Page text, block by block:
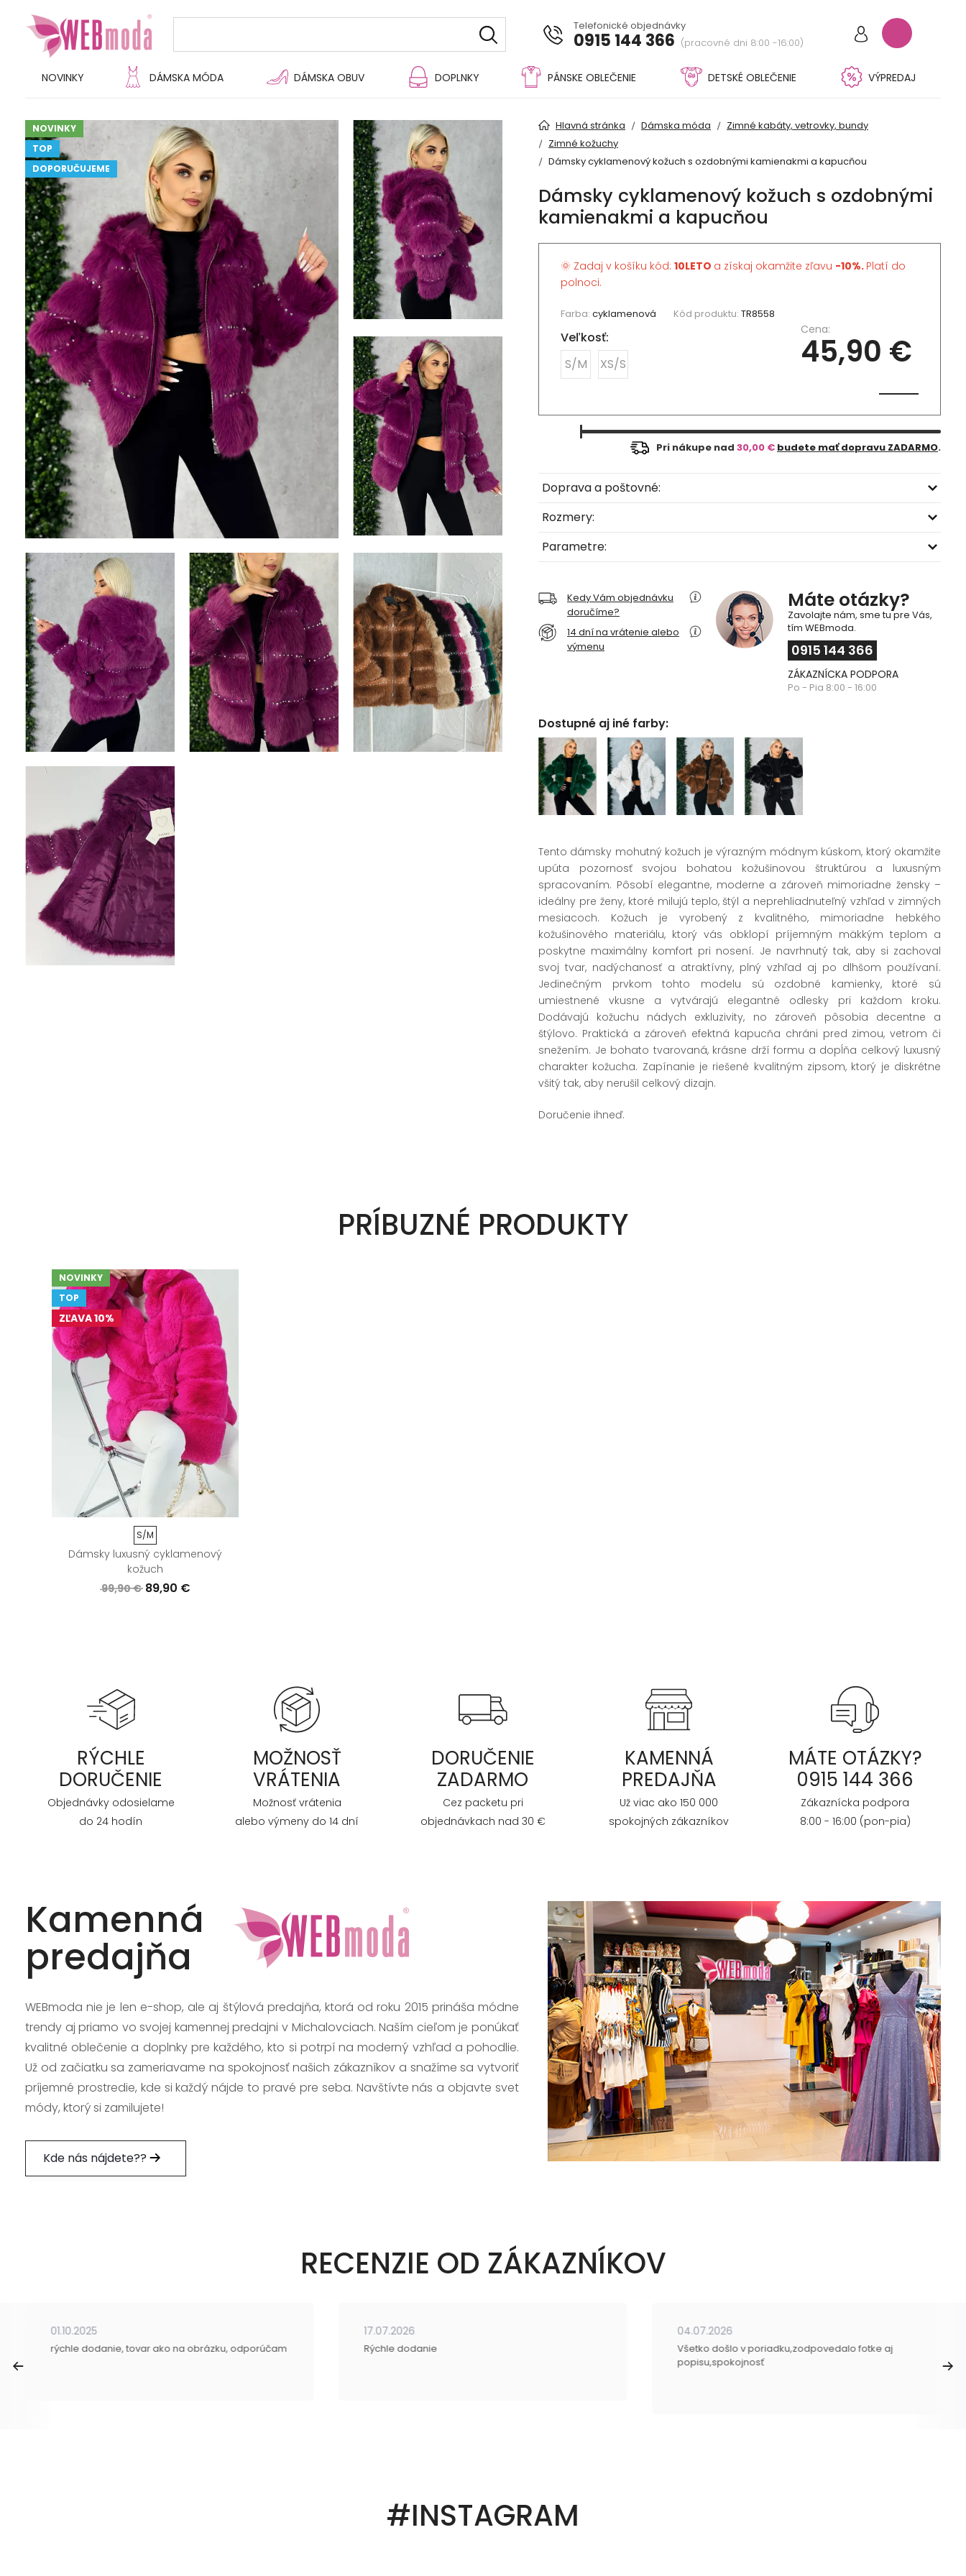
Telefonické objednávky
0915 144 366 (pracovné dni 8:00 -16:00)
NOVINKY DÁMSKA MÓDA DÁMSKA OBUV DOPLNKY PÁNSKE OBLEČENIE DETSKÉ OBLEČENIE VÝPREDAJ
NOVINKY
TOP
DOPORUČUJEME
Hlavná stránka Dámska móda
Zimné kabáty, vetrovky, bundy
Zimné kožuchy
Dámsky cyklamenový kožuch s ozdobnými kamienakmi a kapucňou
Dámsky cyklamenový kožuch s ozdobnými
kamienakmi a kapucňou
🌞 Zadaj v košíku kód: 10LETO a získaj okamžite zľavu -10%. Platí do
polnoci.
Farba: cyklamenová Kód produktu: TR8558
Veľkosť:
S/M
XS/S
Cena:
45,90 €
Pri nákupe nad 30,00 € budete mať dopravu ZADARMO.
Doprava a poštovné:
Rozmery:
Parametre:
Kedy Vám objednávku
doručíme?
14 dní na vrátenie alebo
výmenu
Máte otázky?
Zavolajte nám, sme tu pre Vás,
tím WEBmoda.
0915 144 366
ZÁKAZNÍCKA PODPORA
Po - Pia 8:00 - 16:00
Dostupné aj iné farby:
Tento dámsky mohutný kožuch je výrazným módnym kúskom, ktorý okamžite
upúta pozornosť svojou bohatou kožušinovou štruktúrou a luxusným
spracovaním. Pôsobí elegantne, moderne a zároveň mimoriadne žensky –
ideálny pre ženy, ktoré milujú teplo, štýl a neprehliadnuteľný vzhľad v zimných
mesiacoch. Kožuch je vyrobený z kvalitného, mimoriadne hebkého
kožušinového materiálu, ktorý vás obklopí príjemným mäkkým teplom a
poskytne maximálny komfort pri nosení. Je navrhnutý tak, aby si zachoval
svoj tvar, nadýchanosť a atraktívny, plný vzhľad aj po dlhšom používaní.
Jedinečným prvkom tohto modelu sú ozdobné kamienky, ktoré sú
umiestnené vkusne a vytvárajú elegantné odlesky pri každom kroku.
Dodávajú kožuchu nádych exkluzivity, no zároveň pôsobia decentne a
štýlovo. Praktická a zároveň efektná kapucňa chráni pred zimou, vetrom či
snežením. Je bohato tvarovaná, krásne drží formu a dopĺňa celkový luxusný
charakter kožucha. Zapínanie je riešené kvalitným zipsom, ktorý je diskrétne
všitý tak, aby nerušil celkový dizajn.
Doručenie ihneď.
PRÍBUZNÉ PRODUKTY
NOVINKY
TOP
ZĽAVA 10%
S/M
Dámsky luxusný cyklamenový
kožuch
99,90 € 89,90 €
RÝCHLE
DORUČENIE
Objednávky odosielame
do 24 hodín
MOŽNOSŤ
VRÁTENIA
Možnosť vrátenia
alebo výmeny do 14 dní
DORUČENIE
ZADARMO
Cez packetu pri
objednávkach nad 30 €
KAMENNÁ
PREDAJŇA
Už viac ako 150 000
spokojných zákazníkov
MÁTE OTÁZKY?
0915 144 366
Zákaznícka podpora
8:00 - 16:00 (pon-pia)
Kamenná
predajňa
WEBmoda nie je len e-shop, ale aj štýlová predajňa, ktorá od roku 2015 prináša módne
trendy aj priamo vo svojej kamennej predajni v Michalovciach. Naším cieľom je ponúkať
kvalitné oblečenie a doplnky pre každého, kto si potrpí na moderný vzhľad a pohodlie.
Už od začiatku sa zameriavame na spokojnosť našich zákazníkov a snažíme sa vytvoriť
príjemné prostredie, kde si každý nájde to pravé pre seba. Navštívte nás a objavte svet
módy, ktorý si zamilujete!
Kde nás nájdete??
RECENZIE OD ZÁKAZNÍKOV
01.10.2025
rýchle dodanie, tovar ako na obrázku, odporúčam
17.07.2026
Rýchle dodanie
04.07.2026
Všetko došlo v poriadku,zodpovedalo fotke aj
popisu,spokojnosť
#INSTAGRAM